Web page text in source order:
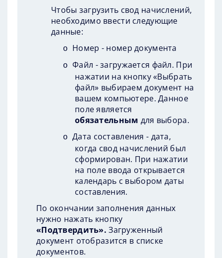
Чтобы загрузить свод начислений,
необходимо ввести следующие
данные:
o Номер - номер документа
o Файл - загружается файл. При
нажатии на кнопку «Выбрать
файл» выбираем документ на
вашем компьютере. Данное
поле является
обязательным для выбора.
o Дата составления - дата,
когда свод начислений был
сформирован. При нажатии
на поле ввода открывается
календарь с выбором даты
составления.
По окончании заполнения данных
нужно нажать кнопку
«Подтвердить». Загруженный
документ отобразится в списке
документов.